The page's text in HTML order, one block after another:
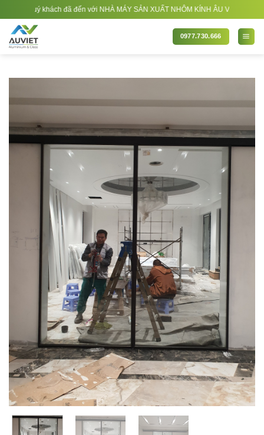
qua
nội
dung
khách đã đến với NHÀ MÁY SẢN XUẤT NHÔM KÍNH ÂU VIỆT. Nhà Sản xuất -
0977.730.666